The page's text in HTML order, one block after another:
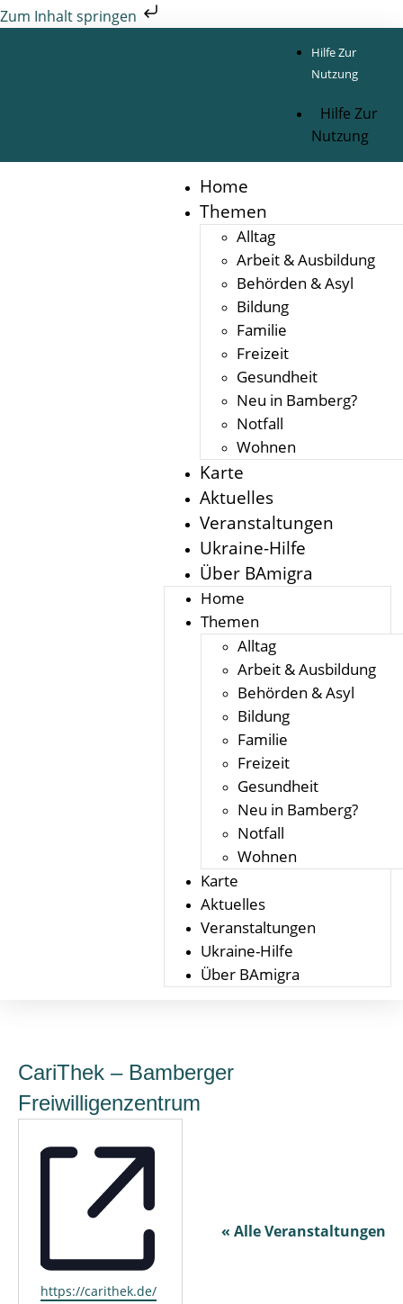
Zum Inhalt springen
Hilfe Zur
Nutzung
Hilfe Zur
Nutzung
Home
Themen
Alltag
Arbeit & Ausbildung
Behörden & Asyl
Bildung
Familie
Freizeit
Gesundheit
Neu in Bamberg?
Notfall
Wohnen
Karte
Aktuelles
Veranstaltungen
Ukraine-Hilfe
Über BAmigra
Home
Themen
Alltag
Arbeit & Ausbildung
Behörden & Asyl
Bildung
Familie
Freizeit
Gesundheit
Neu in Bamberg?
Notfall
Wohnen
Karte
Aktuelles
Veranstaltungen
Ukraine-Hilfe
Über BAmigra
CariThek – Bamberger
Freiwilligenzentrum
« Alle Veranstaltungen
Webseite
https://carithek.de/